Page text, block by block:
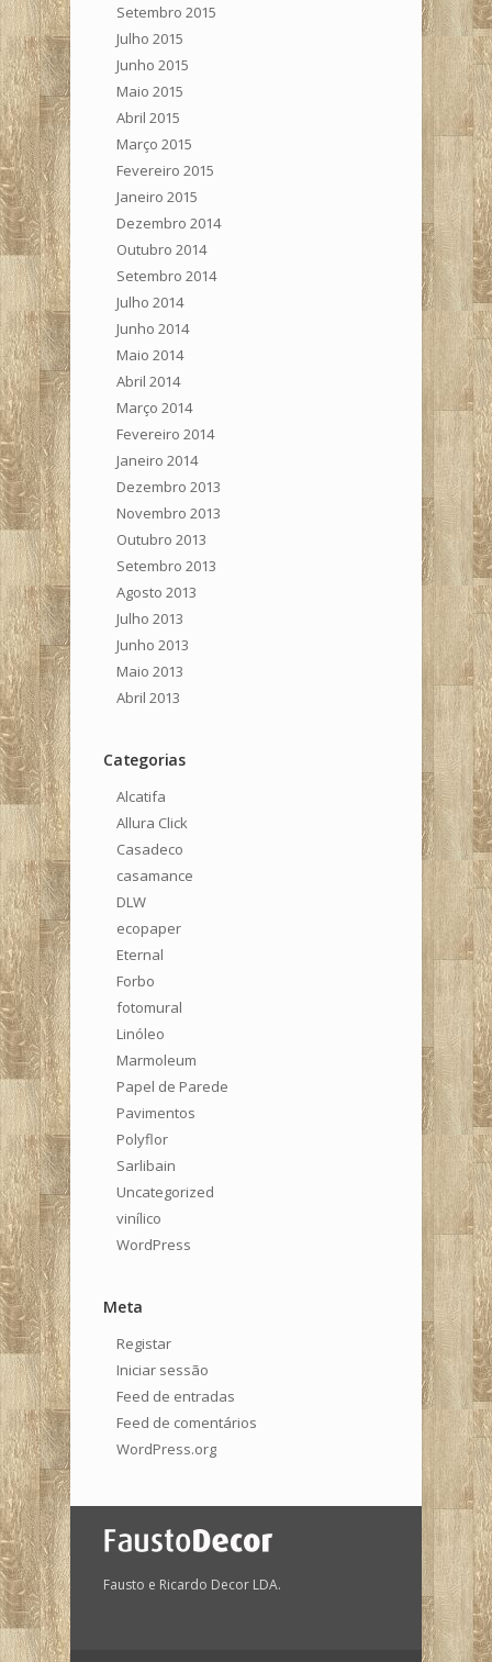
Setembro 2015
Julho 2015
Junho 2015
Maio 2015
Abril 2015
Março 2015
Fevereiro 2015
Janeiro 2015
Dezembro 2014
Outubro 2014
Setembro 2014
Julho 2014
Junho 2014
Maio 2014
Abril 2014
Março 2014
Fevereiro 2014
Janeiro 2014
Dezembro 2013
Novembro 2013
Outubro 2013
Setembro 2013
Agosto 2013
Julho 2013
Junho 2013
Maio 2013
Abril 2013
Categorias
Alcatifa
Allura Click
Casadeco
casamance
DLW
ecopaper
Eternal
Forbo
fotomural
Linóleo
Marmoleum
Papel de Parede
Pavimentos
Polyflor
Sarlibain
Uncategorized
vinílico
WordPress
Meta
Registar
Iniciar sessão
Feed de entradas
Feed de comentários
WordPress.org
Fausto e Ricardo Decor LDA.